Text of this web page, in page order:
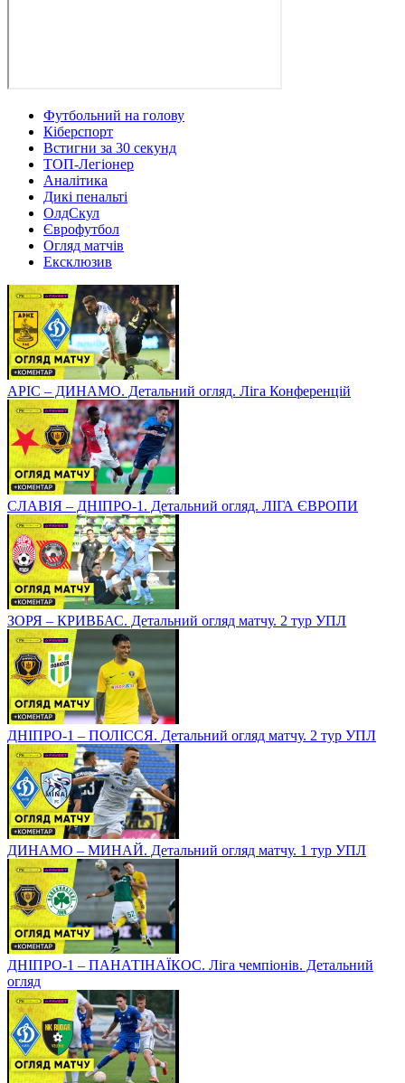
Футбольний на голову
Кіберспорт
Встигни за 30 секунд
ТОП-Легіонер
Аналітика
Дикі пенальті
ОлдСкул
Єврофутбол
Огляд матчів
Ексклюзив
АРІС – ДИНАМО. Детальний огляд. Ліга Конференцій
СЛАВІЯ – ДНІПРО-1. Детальний огляд. ЛІГА ЄВРОПИ
ЗОРЯ – КРИВБАС. Детальний огляд матчу. 2 тур УПЛ
ДНІПРО-1 – ПОЛІССЯ. Детальний огляд матчу. 2 тур УПЛ
ДИНАМО – МИНАЙ. Детальний огляд матчу. 1 тур УПЛ
ДНІПРО-1 – ПАНАТІНАЇКОС. Ліга чемпіонів. Детальний
огляд